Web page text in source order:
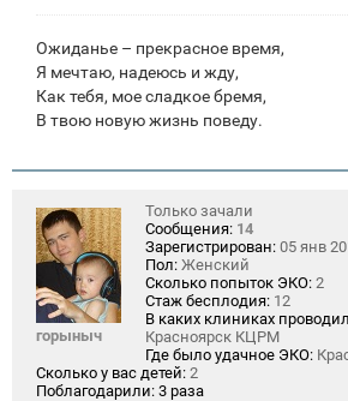
Ожиданье – прекрасное время,
Я мечтаю, надеюсь и жду,
Как тебя, мое сладкое бремя,
В твою новую жизнь поведу.
горыныч
Только зачали
Сообщения: 14
Зарегистрирован: 05 янв
Пол: Женский
Сколько попыток ЭКО: 2
Стаж бесплодия: 12
В каких клиниках
Красноярск КЦРМ
Где было удачное ЭКО:
Сколько у вас детей: 2
Поблагодарили: 3 раза